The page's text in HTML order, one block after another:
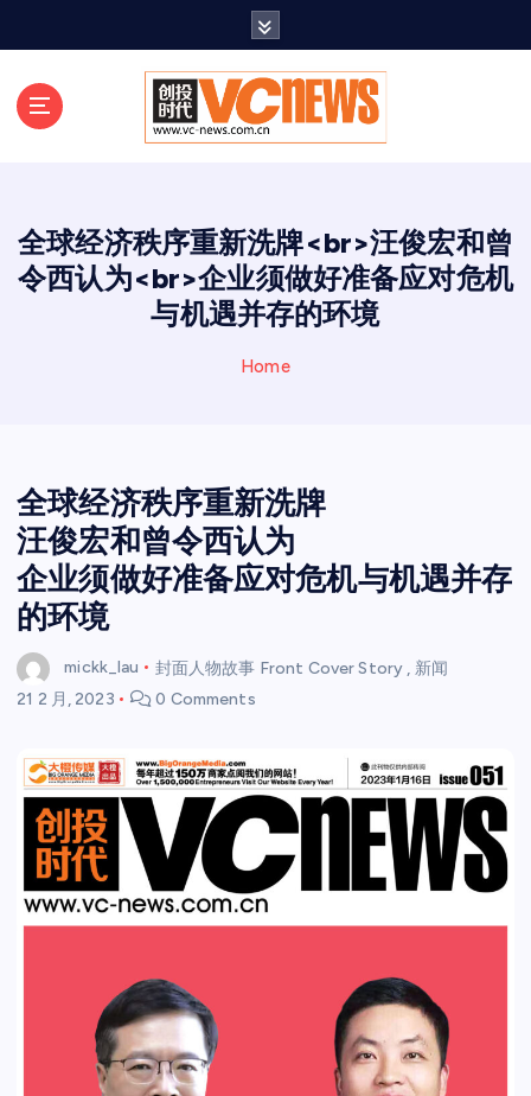
全球经济秩序重新洗牌<br>汪俊宏和曾
令西认为<br>企业须做好准备应对危机
与机遇并存的环境
Home
全球经济秩序重新洗牌
汪俊宏和曾令西认为
企业须做好准备应对危机与机遇并存
的环境
mickk_lau 封面人物故事 Front Cover Story
新闻
21 2 月, 2023
0 Comments